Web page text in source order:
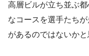
高層ビルが立ち並ぶ
なコースを選手たち
があるのではないかと